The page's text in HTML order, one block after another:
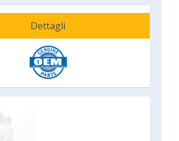
Dettagli